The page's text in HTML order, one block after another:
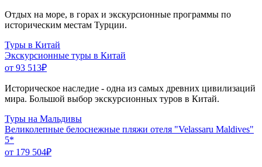
Отдых на море, в горах и экскурсионные программы по
историческим местам Турции.
Туры в Китай
Экскурсионные туры в Китай
от 93 513₽
Историческое наследие - одна из самых древних цивилизаций
мира. Большой выбор экскурсионных туров в Китай.
Туры на Мальдивы
Великолепные белоснежные пляжи отеля "Velassaru Maldives"
5*
от 179 504₽